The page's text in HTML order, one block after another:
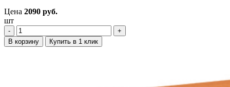
Цена 2090 руб.
шт
‐
+
В корзину
Купить в 1 клик